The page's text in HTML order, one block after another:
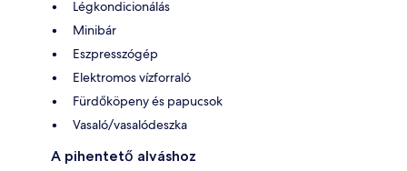
Légkondicionálás
Minibár
Eszpresszógép
Elektromos vízforraló
Fürdőköpeny és papucsok
Vasaló/vasalódeszka
A pihentető alváshoz